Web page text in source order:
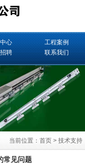
心
工程案例
聘 联系我们
当前位置： 首页 > 技术支持
常见问题